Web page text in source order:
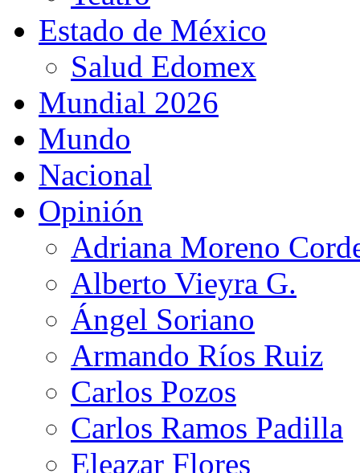
Estado de México
Salud Edomex
Mundial 2026
Mundo
Nacional
Opinión
Adriana Moreno
Alberto Vieyra G.
Ángel Soriano
Armando Ríos Ruiz
Carlos Pozos
Carlos Ramos Padilla
Eleazar Flores